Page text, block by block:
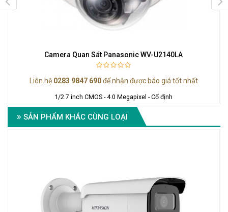
Camera Quan Sát Panasonic WV-U2140LA
Liên hệ 0283 9847 690để nhận được báo giá tốt nhất
1/2.7 inch CMOS - 4.0 Megapixel - Cố định
SẢN PHẨM KHÁC CÙNG LOẠI